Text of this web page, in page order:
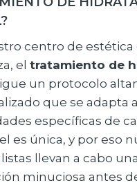
centro de estética
el tratamiento de
un protocolo
que se adapta
específicas de
es única, y por eso
llevan a cabo una
minuciosa antes